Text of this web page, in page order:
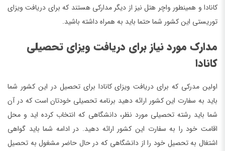
کانادا و همینطور واچر هتل نیز از دیگر مدارکی هستند که برای دریافت ویزای
توریستی این کشور شما حتما باید به همراه داشته باشید.
مدارک مورد نیاز برای دریافت ویزای تحصیلی
کانادا
اولین مدرکی که برای دریافت ویزای کانادا برای تحصیل در این کشور شما
باید به سفارت این کشور ارائه دهید برنامه تحصیلی خودتان است که در آن
شما باید رشته تحصیلی مورد نظر، دانشگاهی که انتخاب کرده اید و محل
اقامت خود را به سفارت این کشور ارائه دهید. در ادامه شما باید گواهی
اشتغال به تحصیل خود را از دانشگاهی که در حال حاضر مشغول به تحصیل